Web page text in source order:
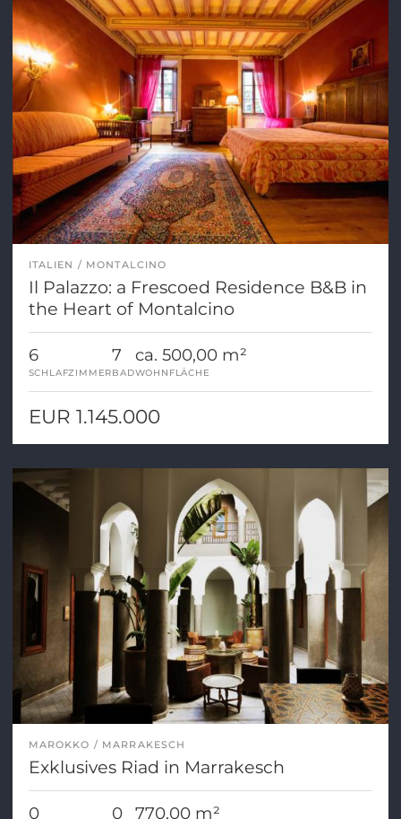
ITALIEN MONTALCINO
Il Palazzo: a Frescoed Residence B&B in
the Heart of Montalcino
6
SCHLAFZIMMER
7
BAD
ca. 500,00 m²
WOHNFLÄCHE
EUR 1.145.000
MAROKKO MARRAKESCH
Exklusives Riad in Marrakesch
0 0 770,00 m²